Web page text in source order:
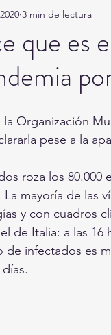
CDMX
Gómez Palacio
Coahuila
San Pedro
que es
3 min de lectura
Organización
pese a la
roza los
mayoría de las
y con cuadros
de Italia: a las 16
de infectados es